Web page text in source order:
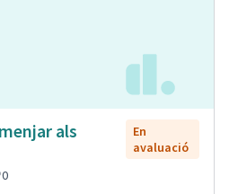
als
En
avaluació
0